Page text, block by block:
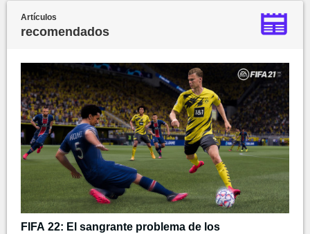
Artículos
recomendados
FIFA 22: El sangrante problema de los